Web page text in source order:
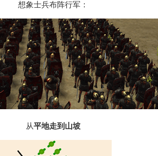
想象士兵布阵行军：
从平地走到山坡